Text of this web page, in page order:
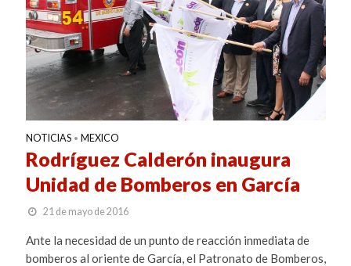
NOTICIAS • MEXICO
Rodríguez Calderón inaugura
Unidad de Bomberos en García
21 de mayo de 2016
Ante la necesidad de un punto de reacción inmediata de
bomberos al oriente de García, el Patronato de Bomberos,